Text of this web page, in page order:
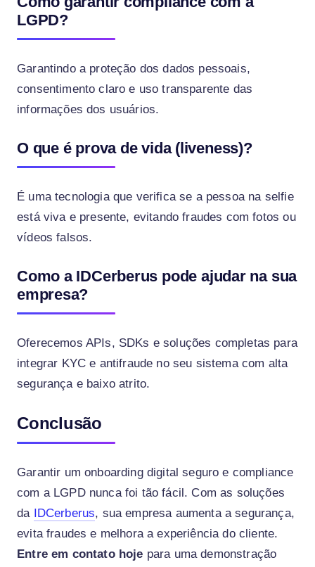
LGPD?
Garantindo a proteção dos dados pessoais,
consentimento claro e uso transparente das
informações dos usuários.
O que é prova de vida (liveness)?
É uma tecnologia que verifica se a pessoa na selfie
está viva e presente, evitando fraudes com fotos ou
vídeos falsos.
Como a IDCerberus pode ajudar na sua
empresa?
Oferecemos APIs, SDKs e soluções completas para
integrar KYC e antifraude no seu sistema com alta
segurança e baixo atrito.
Conclusão
Garantir um onboarding digital seguro e compliance
com a LGPD nunca foi tão fácil. Com as soluções
da IDCerberus, sua empresa aumenta a segurança,
evita fraudes e melhora a experiência do cliente.
Entre em contato hoje para uma demonstração